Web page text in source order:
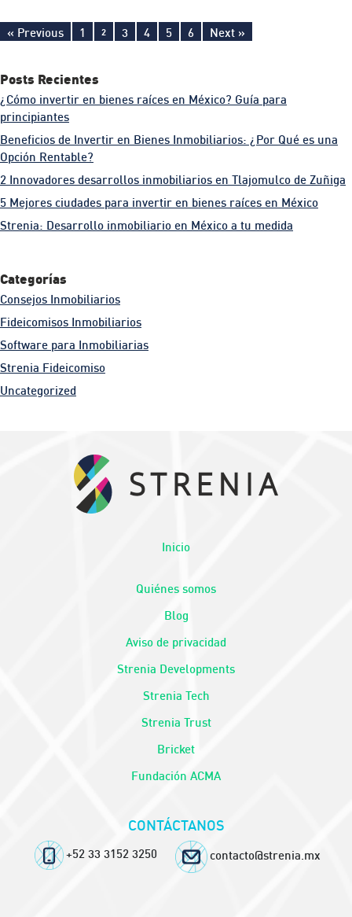
Post navigation
« Previous 1 2 3 4 5 6 Next »
Posts Recientes
¿Cómo invertir en bienes raíces en México? Guía para
principiantes
Beneficios de Invertir en Bienes Inmobiliarios: ¿Por Qué es una
Opción Rentable?
2 Innovadores desarrollos inmobiliarios en Tlajomulco de Zuñiga
5 Mejores ciudades para invertir en bienes raíces en México
Strenia: Desarrollo inmobiliario en México a tu medida
Categorías
Consejos Inmobiliarios
Fideicomisos Inmobiliarios
Software para Inmobiliarias
Strenia Fideicomiso
Uncategorized
Inicio
Quiénes somos
Blog
Aviso de privacidad
Strenia Developments
Strenia Tech
Strenia Trust
Bricket
Fundación ACMA
CONTÁCTANOS
+52 33 3152 3250 contacto@strenia.mx